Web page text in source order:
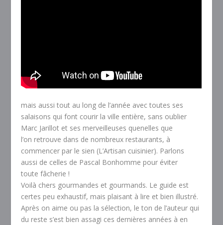
mais aussi tout au long de l’année avec toutes ses
salaisons qui font courir la ville entière, sans oublier
Marc Jarillot et ses merveilleuses quenelles que
l’on retrouve dans de nombreux restaurants, à
commencer par le sien (L’Artisan cuisinier). Parlons
aussi de celles de Pascal Bonhomme pour éviter
toute fâcherie !
Voilà chers gourmandes et gourmands. Le guide est
certes peu exhaustif, mais plaisant à lire et bien illustré.
Après on aime ou pas la sélection, le ton de l’auteur qui
du reste s’est bien assagi ces dernières années à en